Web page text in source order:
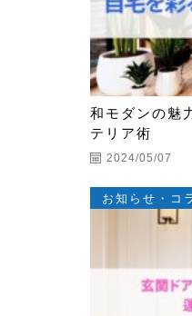
和モダンの魅
テリア術
2024/05/07
お知らせ・コ